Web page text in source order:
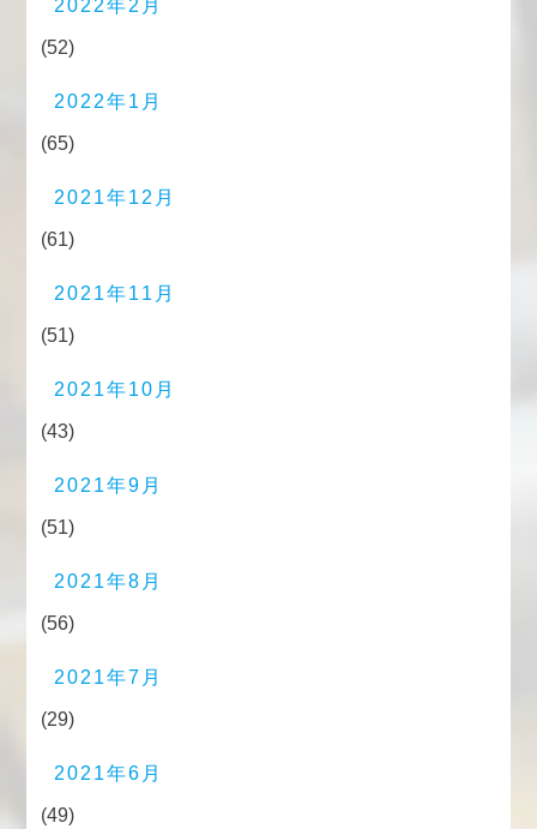
2022年2月
(52)
2022年1月
(65)
2021年12月
(61)
2021年11月
(51)
2021年10月
(43)
2021年9月
(51)
2021年8月
(56)
2021年7月
(29)
2021年6月
(49)